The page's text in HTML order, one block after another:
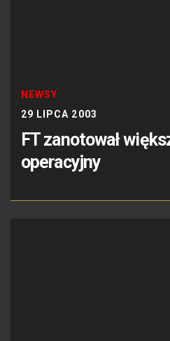
NEWSY
29 LIPCA 2003
FT zanotował
operacyjny